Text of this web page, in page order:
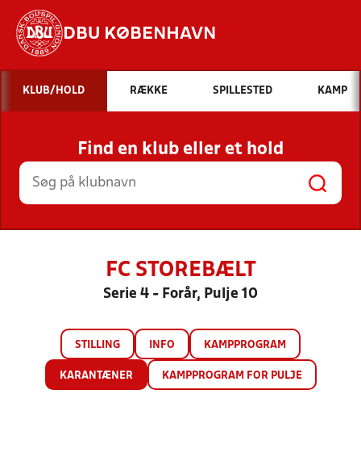
DBU KØBENHAVN
Hvad vil du søge efter?
INDHOLD OG NYHEDER
STILLINGER, RESULTATER, KLUBBER OG
HOLD
KLUB/HOLD RÆKKE SPILLESTED KAMP
Find en klub eller et hold
FC STOREBÆLT
Serie 4 - Forår, Pulje 10
STILLING INFO KAMPPROGRAM
KARANTÆNER KAMPPROGRAM FOR PULJE